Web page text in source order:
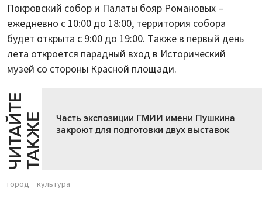
Покровский собор и Палаты бояр Романовых –
ежедневно с 10:00 до 18:00, территория собора
будет открыта с 9:00 до 19:00. Также в первый день
лета откроется парадный вход в Исторический
музей со стороны Красной площади.
Ч
И
Т
АЙ
Т
Е
Т
А
К
ЖЕ
Часть экспозиции ГМИИ имени Пушкина
закроют для подготовки двух выставок
город культура